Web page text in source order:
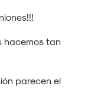
hacemos tan
parecen el